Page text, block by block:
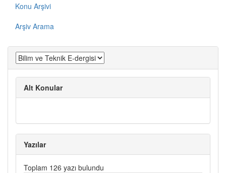
Konu Arşivi
Arşiv Arama
Alt Konular
Yazılar
Toplam 126 yazı bulundu